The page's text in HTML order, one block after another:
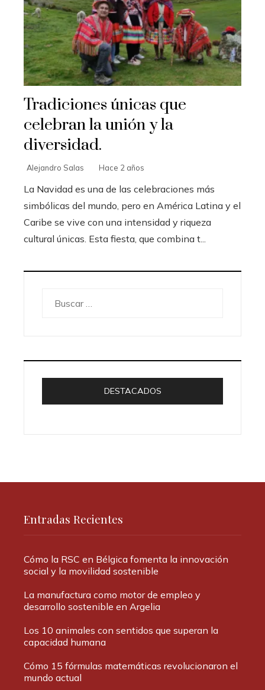
Tradiciones únicas que
celebran la unión y la
diversidad.
Alejandro Salas Hace 2 años
La Navidad es una de las celebraciones más
simbólicas del mundo, pero en América Latina y el
Caribe se vive con una intensidad y riqueza
cultural únicas. Esta fiesta, que combina t...
DESTACADOS
Entradas Recientes
Cómo la RSC en Bélgica fomenta la innovación
social y la movilidad sostenible
La manufactura como motor de empleo y
desarrollo sostenible en Argelia
Los 10 animales con sentidos que superan la
capacidad humana
Cómo 15 fórmulas matemáticas revolucionaron el
mundo actual